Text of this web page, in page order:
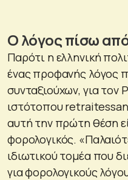
Ο λόγος πίσω
Παρότι η ελληνική
ένας προφανής λόγος
συνταξιούχων, για τον
ιστότοπου
αυτή την πρώτη θέση
φορολογικός.
ιδιωτικού τομέα που
για φορολογικούς